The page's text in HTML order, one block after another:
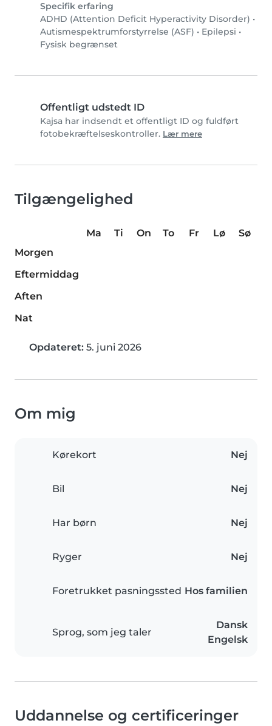
Specifik erfaring
ADHD (Attention Deficit Hyperactivity Disorder) •
Autismespektrumforstyrrelse (ASF) • Epilepsi •
Fysisk begrænset
Offentligt udstedt ID
Kajsa har indsendt et offentligt ID og fuldført
fotobekræftelseskontroller. Lær mere
Tilgængelighed
Ma Ti On To Fr Lø
Sø
Morgen
Eftermiddag
Aften
Nat
Opdateret: 5. juni 2026
Om mig
Kørekort Nej
Bil Nej
Har børn Nej
Ryger Nej
Foretrukket pasningssted Hos familien
Sprog, som jeg taler
Dansk
Engelsk
Uddannelse og certificeringer